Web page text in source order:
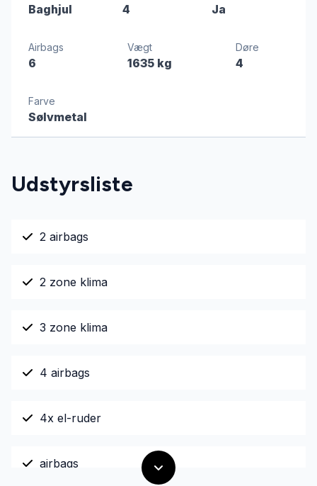
Baghjul 4 Ja
Airbags
6
Vægt
1635 kg
Døre
4
Farve
Sølvmetal
Udstyrsliste
2 airbags
2 zone klima
3 zone klima
4 airbags
4x el-ruder
airbags